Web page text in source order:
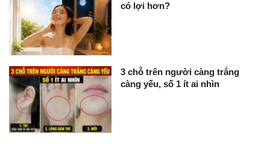
có lợi hơn?
3 chỗ trên người càng trắng
càng yếu, số 1 ít ai nhìn